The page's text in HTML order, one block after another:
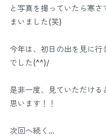
と写真を撮っていたら寒
まいました(笑)
今年は、初日の出を見に
でした(^^)/
是非一度、見ていただける
思います！！
次回へ続く...